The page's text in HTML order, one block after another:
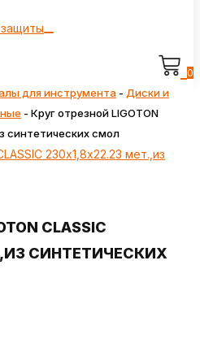
0
для инструмента - Диски и
- Круг отрезной LIGOTON
синтетических смол
CLASSIC
СИНТЕТИЧЕСКИХ